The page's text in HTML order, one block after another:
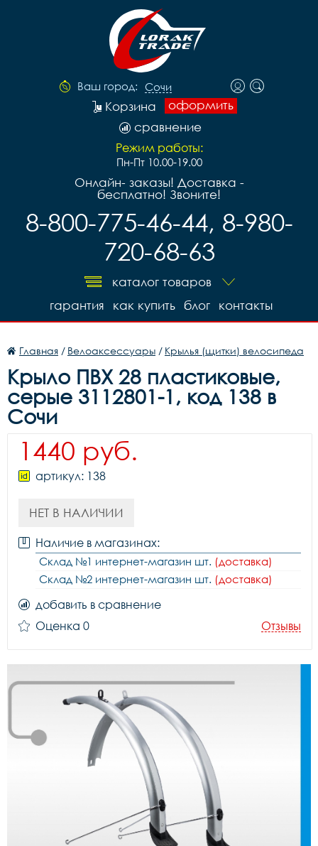
Ваш город: Сочи
оформить
Корзина
сравнение
Режим работы:
Пн-Пт 10.00-19.00
Онлайн- заказы! Доставка -
бесплатно! Звоните!
8-800-775-46-44, 8-980-
720-68-63
каталог товаров
контакты
блог
как купить
гарантия
Главная / Велоаксессуары / Крылья (щитки) велосипеда
Крыло ПВХ 28 пластиковые,
серые 3112801-1, код 138 в
Сочи
1440 руб.
артикул: 138
НЕТ В НАЛИЧИИ
Наличие в магазинах:
Склад №1 интернет-магазин шт. (доставка)
Склад №2 интернет-магазин шт. (доставка)
добавить в сравнение
Оценка 0
Отзывы